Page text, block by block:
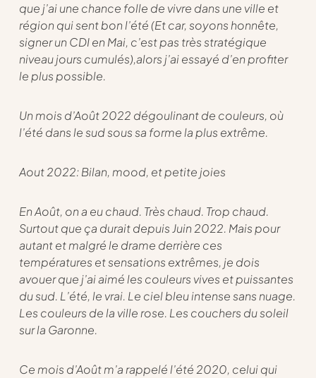
que j’ai une chance folle de vivre dans une ville et
région qui sent bon l’été (Et car, soyons honnête,
signer un CDI en Mai, c’est pas très stratégique
niveau jours cumulés),alors j’ai essayé d’en profiter
le plus possible.
Un mois d’Août 2022 dégoulinant de couleurs, où
l’été dans le sud sous sa forme la plus extrême.
Aout 2022: Bilan, mood, et petite joies
En Août, on a eu chaud. Très chaud. Trop chaud.
Surtout que ça durait depuis Juin 2022. Mais pour
autant et malgré le drame derrière ces
températures et sensations extrêmes, je dois
avouer que j’ai aimé les couleurs vives et puissantes
du sud. L’été, le vrai. Le ciel bleu intense sans nuage.
Les couleurs de la ville rose. Les couchers du soleil
sur la Garonne.
Ce mois d’Août m’a rappelé l’été 2020, celui qui